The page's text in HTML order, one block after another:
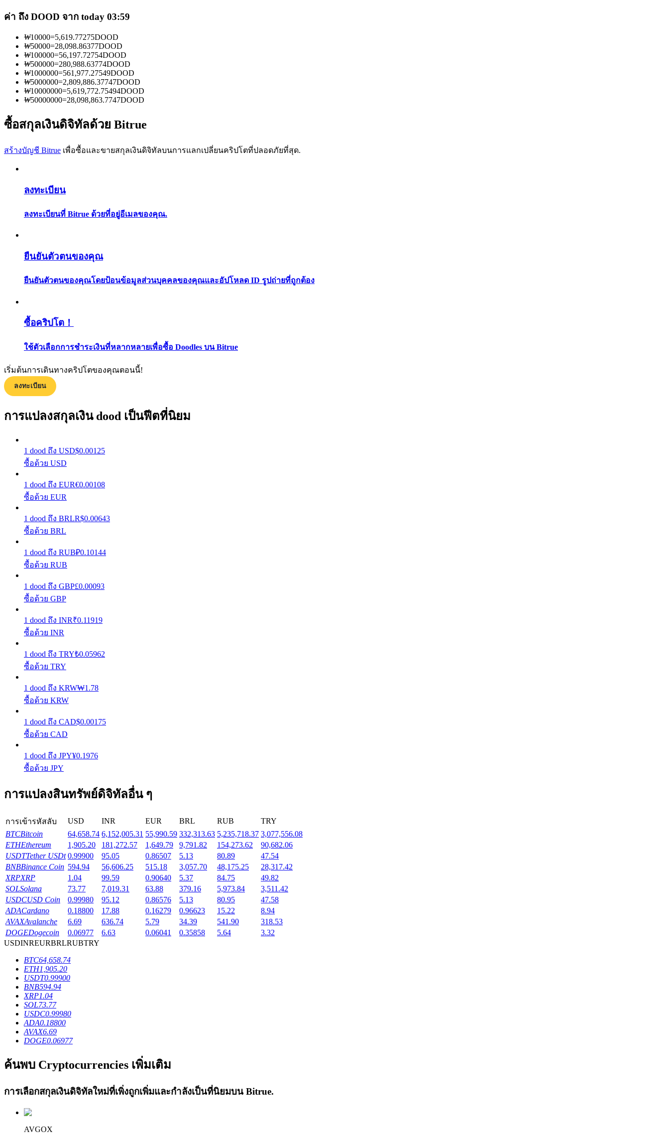
เป็นเทรดเดอร์คัดลอก
ข้อมูล
แนะนำ
คู่มือเริ่มต้นฟิวเจอร์ส
เรียนรู้วิธีการรักษาผลกำไร
ได้รับ
พาวเวอร์พิกกี้
รับรางวัลการแข่งขันทุกวัน
Launchpool
ค่า ถึง DOOD จาก today 03:59
₩10000=5,619.77275DOOD
₩50000=28,098.86377DOOD
₩100000=56,197.72754DOOD
₩500000=280,988.63774DOOD
₩1000000=561,977.27549DOOD
₩5000000=2,809,886.37747DOOD
₩10000000=5,619,772.75494DOOD
₩50000000=28,098,863.7747DOOD
ซื้อสกุลเงินดิจิทัลด้วย Bitrue
สร้างบัญชี Bitrue เพื่อซื้อและขายสกุลเงินดิจิทัลบนการแลกเปลี่ยนคริปโตที่ปลอดภัยที่สุด.
ลงทะเบียน
ลงทะเบียนที่ Bitrue ด้วยที่อยู่อีเมลของคุณ.
ยืนยันตัวตนของคุณ
ยืนยันตัวตนของคุณโดยป้อนข้อมูลส่วนบุคคลของคุณและอัปโหลด ID รูปถ่ายที่ถูกต้อง
ซื้อคริปโต！
ใช้ตัวเลือกการชำระเงินที่หลากหลายเพื่อซื้อ Doodles บน Bitrue
เริ่มต้นการเดินทางคริปโตของคุณตอนนี้!
ลงทะเบียน
การแปลงสกุลเงิน dood เป็นฟีตที่นิยม
1 dood ถึง USD$0.00125
ซื้อด้วย USD
1 dood ถึง EUR€0.00108
ซื้อด้วย EUR
1 dood ถึง BRLR$0.00643
ซื้อด้วย BRL
1 dood ถึง RUB₽0.10144
ซื้อด้วย RUB
1 dood ถึง GBP£0.00093
ซื้อด้วย GBP
1 dood ถึง INR₹0.11919
ซื้อด้วย INR
1 dood ถึง TRY₺0.05962
ซื้อด้วย TRY
1 dood ถึง KRW₩1.78
ซื้อด้วย KRW
1 dood ถึง CAD$0.00175
ซื้อด้วย CAD
1 dood ถึง JPY¥0.1976
ซื้อด้วย JPY
การแปลงสินทรัพย์ดิจิทัลอื่น ๆ
การเข้ารหัสลับ USD INR EUR BRL RUB
TRY
BTCBitcoin 64,658.74 6,152,005.31 55,990.59 332,313.63 5,235,718.37 3,077,556.08
ETHEthereum 1,905.20 181,272.57 1,649.79 9,791.82 154,273.62
90,682.06
USDTTether USDt 0.99900 95.05 0.86507 5.13 80.89
47.54
BNBBinance Coin 594.94 56,606.25 515.18 3,057.70 48,175.25
28,317.42
XRPXRP 1.04 99.59 0.90640 5.37 84.75
49.82
SOLSolana 73.77 7,019.31 63.88 379.16 5,973.84
3,511.42
USDCUSD Coin 0.99980 95.12 0.86576 5.13 80.95
47.58
ADACardano 0.18800 17.88 0.16279 0.96623 15.22
8.94
AVAXAvalanche 6.69 636.74 5.79 34.39 541.90
318.53
DOGEDogecoin 0.06977 6.63 0.06041 0.35858 5.64
3.32
USDINREURBRLRUBTRY
BTC64,658.74
ETH1,905.20
USDT0.99900
BNB594.94
XRP1.04
SOL73.77
USDC0.99980
ADA0.18800
AVAX6.69
DOGE0.06977
ค้นพบ Cryptocurrencies เพิ่มเติม
การเลือกสกุลเงินดิจิทัลใหม่ที่เพิ่งถูกเพิ่มและกำลังเป็นที่นิยมบน Bitrue.
AVGOX